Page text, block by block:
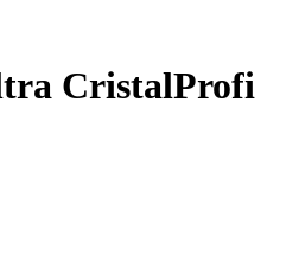
CristalProfi